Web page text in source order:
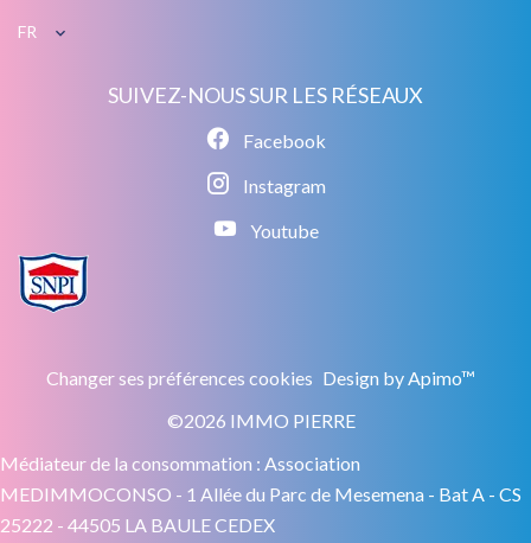
FR
SUIVEZ-NOUS SUR LES RÉSEAUX
Facebook
Instagram
Youtube
Changer ses préférences cookies Design byApimo™
©2026 IMMO PIERRE
Médiateur de la consommation : Association
MEDIMMOCONSO - 1 Allée du Parc de Mesemena - Bat A - CS
25222 - 44505 LA BAULE CEDEX